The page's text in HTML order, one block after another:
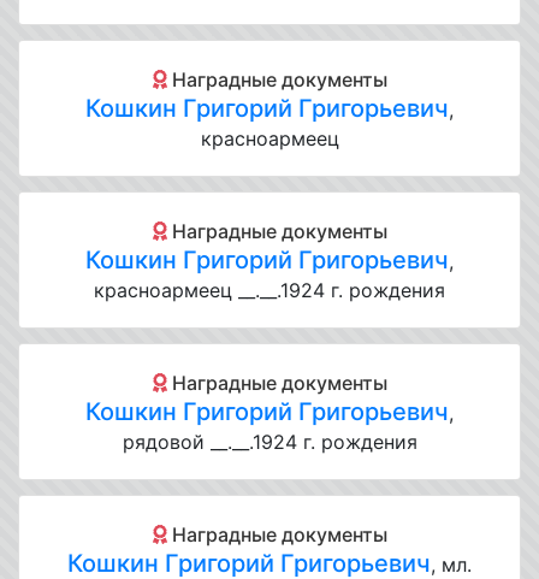
Наградные документы
Кошкин Григорий Григорьевич,
красноармеец
Наградные документы
Кошкин Григорий Григорьевич,
красноармеец __.__.1924 г. рождения
Наградные документы
Кошкин Григорий Григорьевич,
рядовой __.__.1924 г. рождения
Наградные документы
Кошкин Григорий Григорьевич, мл.